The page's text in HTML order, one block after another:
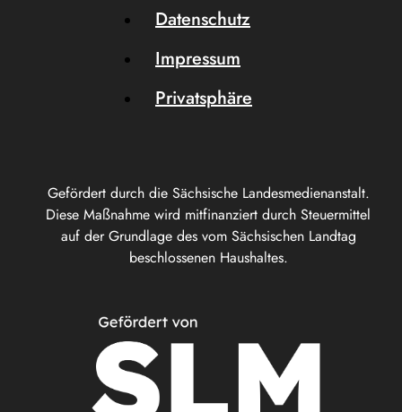
Gefördert durch die Sächsische Landesmedienanstalt.
Diese Maßnahme wird mitfinanziert durch Steuermittel
auf der Grundlage des vom Sächsischen Landtag
beschlossenen Haushaltes.
Datenschutz
Impressum
Privatsphäre